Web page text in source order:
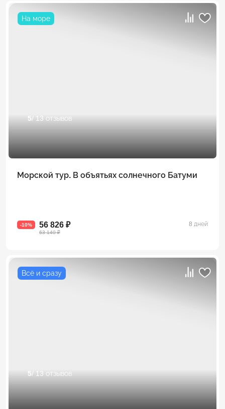
На море
5/ 13 отзывов
Морской тур. В объятьях солнечного Батуми
-10% 56 826 ₽
63 140 ₽
8 дней
Всё и сразу
5/ 13 отзывов